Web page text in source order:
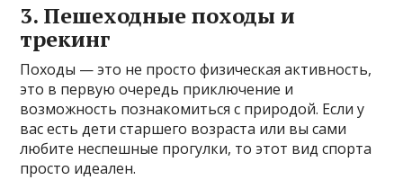
3. Пешеходные походы и
трекинг
Походы — это не просто физическая активность,
это в первую очередь приключение и
возможность познакомиться с природой. Если у
вас есть дети старшего возраста или вы сами
любите неспешные прогулки, то этот вид спорта
просто идеален.